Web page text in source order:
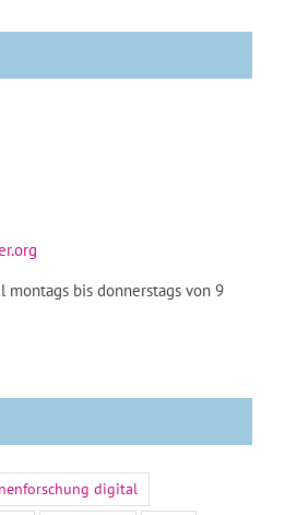
montags bis donnerstags von 9
digital